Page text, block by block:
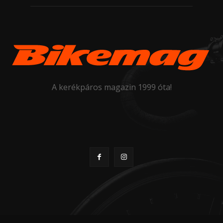
A kerékpáros magazin 1999 óta!